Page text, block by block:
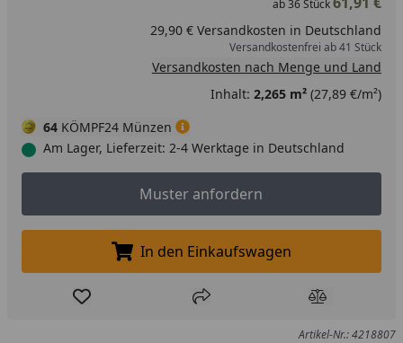
ab36Stück
29,90 € Versandkosten in Deutschland
Versandkostenfrei ab 41 Stück
Versandkosten nach Menge und Land
Inhalt: 2,265 m²(27,89 €/m²)
64 KÖMPF24 Münzen
Am Lager, Lieferzeit: 2-4 Werktage in Deutschland
Muster anfordern
Muster anfordern
In den Einkaufswagen legen
In den Einkaufswagen
Produkt zur Wunschliste hinzufügen
Teilen Produkt
Artikel-Nr.: 4218807